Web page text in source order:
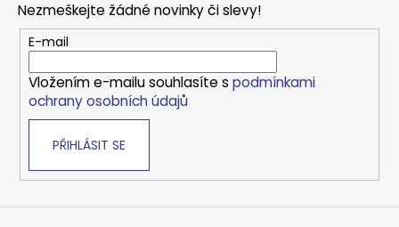
Nezmeškejte žádné novinky či slevy!
E-mail
Vložením e-mailu souhlasíte s podmínkami
ochrany osobních údajů
PŘIHLÁSIT SE